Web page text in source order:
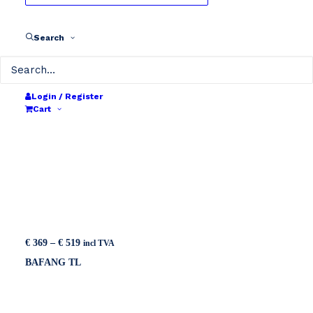
Search
Login / Register
Cart
€ 369 – € 519Price
€ 369
incl TVA
BAFANG TL